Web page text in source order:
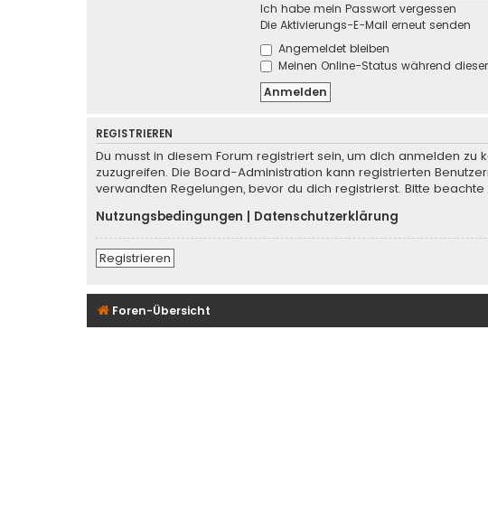
Ich habe mein Passwort vergessen
Die Aktivierungs-E-Mail erneut senden
Angemeldet bleiben
Meinen Online-Status während
REGISTRIEREN
Du musst in diesem Forum registriert sein, um dich anmelden
zuzugreifen. Die Board-Administration kann registrierten
verwandten Regelungen, bevor du dich registrierst. Bitte
Nutzungsbedingungen
Datenschutzerklärung
Registrieren
Foren-Übersicht